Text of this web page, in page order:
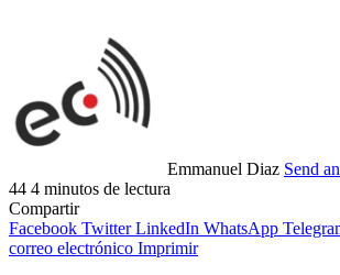
Emmanuel Diaz Send
44 4 minutos de lectura
Compartir
Facebook Twitter LinkedIn WhatsApp
correo electrónico Imprimir